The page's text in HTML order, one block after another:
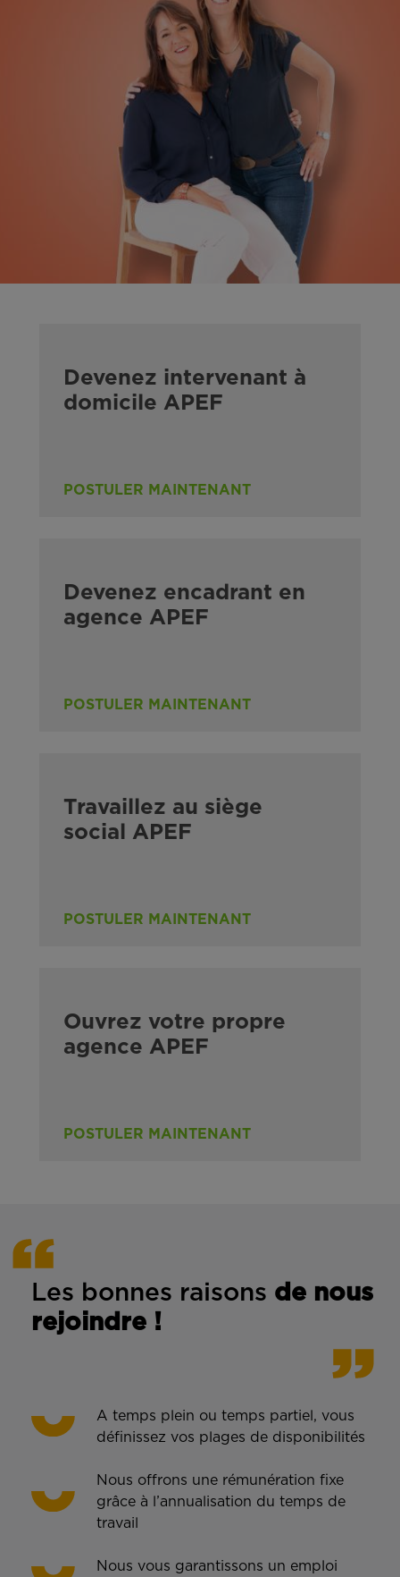
Devenez intervenant à
domicile APEF
POSTULER MAINTENANT
Devenez encadrant en
agence APEF
POSTULER MAINTENANT
Travaillez au siège
social APEF
POSTULER MAINTENANT
Ouvrez votre propre
agence APEF
POSTULER MAINTENANT
Les bonnes raisons de nous
rejoindre !
A temps plein ou temps partiel, vous
définissez vos plages de disponibilités
Nous offrons une rémunération fixe
grâce à l’annualisation du temps de
travail
Nous vous garantissons un emploi